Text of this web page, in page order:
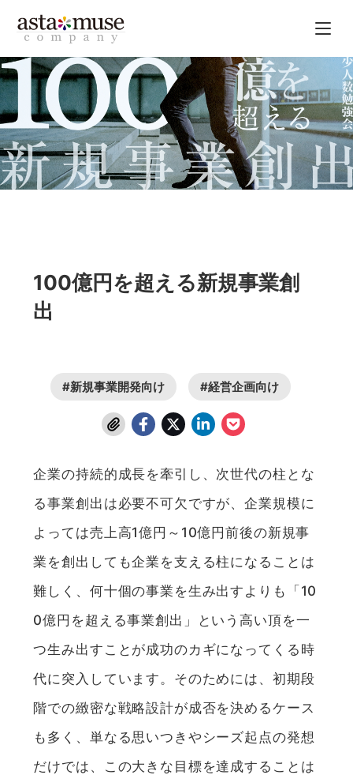
100億円を超える新規事業創
出
#新規事業開発向け #経営企画向け
企業の持続的成長を牽引し、次世代の柱とな
る事業創出は必要不可欠ですが、企業規模に
よっては売上高1億円～10億円前後の新規事
業を創出しても企業を支える柱になることは
難しく、何十個の事業を生み出すよりも「10
0億円を超える事業創出」という高い頂を一
つ生み出すことが成功のカギになってくる時
代に突入しています。そのためには、初期段
階での緻密な戦略設計が成否を決めるケース
も多く、単なる思いつきやシーズ起点の発想
だけでは、この大きな目標を達成することは